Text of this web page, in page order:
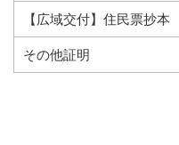
【広域交付】住民票抄本
その他証明